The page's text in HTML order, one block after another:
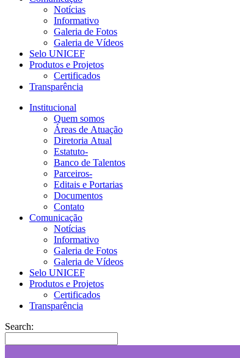
Notícias
Informativo
Galeria de Fotos
Galeria de Vídeos
Selo UNICEF
Produtos e Projetos
Certificados
Transparência
Institucional
Quem somos
Áreas de Atuação
Diretoria Atual
Estatuto-
Banco de Talentos
Parceiros-
Editais e Portarias
Documentos
Contato
Comunicação
Notícias
Informativo
Galeria de Fotos
Galeria de Vídeos
Selo UNICEF
Produtos e Projetos
Certificados
Transparência
Search: